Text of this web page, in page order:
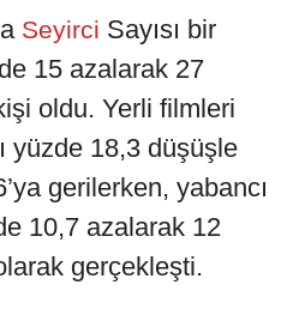
Seyirci Sayısı bir
15 azalarak 27
oldu. Yerli filmleri
yüzde 18,3 düşüşle
gerilerken, yabancı
10,7 azalarak 12
gerçekleşti.